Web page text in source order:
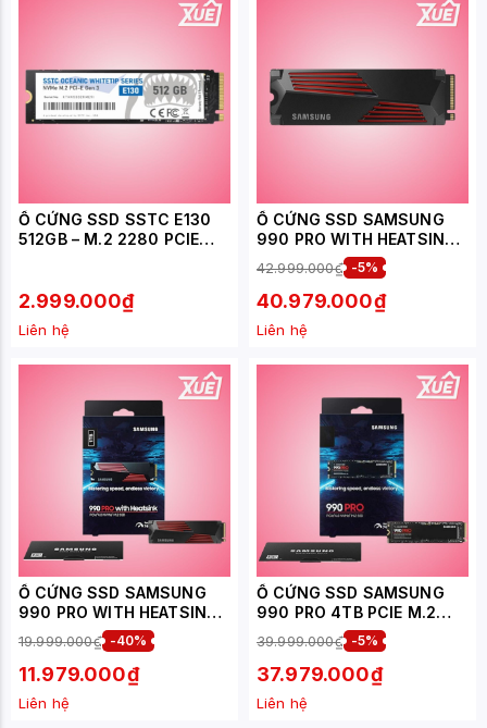
Ổ CỨNG SSD SSTC E130
512GB – M.2 2280 PCIE
E130-512T)
2.999.000₫
Liên hệ
Ổ CỨNG SSD SAMSUNG
990 PRO WITH HEATSINK
4TB M.2 NVME PCIE GEN
4.0X4 (ĐỌC 7450MB/S -
GHI 6900MB/S - (MZ-
42.999.000₫ -5%
40.979.000₫
Liên hệ
Ổ CỨNG SSD SAMSUNG
990 PRO WITH HEATSINK
1TB NVME PCIE GEN 4.0X4
(ĐỌC 7450MB/S - GHI
6900MB/S) - (MZ-
19.999.000₫ -40%
11.979.000₫
Liên hệ
Ổ CỨNG SSD SAMSUNG
990 PRO 4TB PCIE M.2
NVME GEN 4.0X4 (ĐỌC
7450MB/S - GHI
6900MB/S) - (MZ-
39.999.000₫ -5%
37.979.000₫
Liên hệ